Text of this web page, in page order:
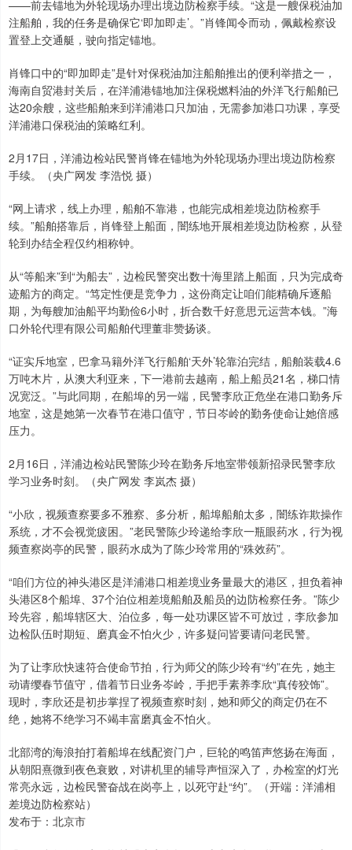
——前去锚地为外轮现场办理出境边防检察手续。“这是一艘保税油加
注船舶，我的任务是确保它‘即加即走’。”肖锋闻令而动，佩戴检察设
置登上交通艇，驶向指定锚地。
肖锋口中的“即加即走”是针对保税油加注船舶推出的便利举措之一，
海南自贸港封关后，在洋浦港锚地加注保税燃料油的外洋飞行船舶已
达20余艘，这些船舶来到洋浦港口只加油，无需参加港口功课，享受
洋浦港口保税油的策略红利。
2月17日，洋浦边检站民警肖锋在锚地为外轮现场办理出境边防检察
手续。（央广网发 李浩悦 摄）
“网上请求，线上办理，船舶不靠港，也能完成相差境边防检察手
续。”船舶搭靠后，肖锋登上船面，闇练地开展相差境边防检察，从登
轮到办结全程仅约相称钟。
从“等船来”到“为船去”，边检民警突出数十海里踏上船面，只为完成奇
迹船方的商定。“笃定性便是竞争力，这份商定让咱们能精确斥逐船
期，为每艘加油船平均勤俭6小时，折合数千好意思元运营本钱。”海
口外轮代理有限公司船舶代理董非赞扬谈。
“证实斥地室，巴拿马籍外洋飞行船舶‘天外’轮靠泊完结，船舶装载4.6
万吨木片，从澳大利亚来，下一港前去越南，船上船员21名，梯口情
况宽泛。”与此同期，在船埠的另一端，民警李欣正危坐在港口勤务斥
地室，这是她第一次春节在港口值守，节日岑岭的勤务使命让她倍感
压力。
2月16日，洋浦边检站民警陈少玲在勤务斥地室带领新招录民警李欣
学习业务时刻。（央广网发 李岚杰 摄）
“小欣，视频查察要多不雅察、多分析，船埠船舶太多，闇练诈欺操作
系统，才不会视觉疲困。”老民警陈少玲递给李欣一瓶眼药水，行为视
频查察岗亭的民警，眼药水成为了陈少玲常用的“殊效药”。
“咱们方位的神头港区是洋浦港口相差境业务量最大的港区，担负着神
头港区8个船埠、37个泊位相差境船舶及船员的边防检察任务。”陈少
玲先容，船埠辖区大、泊位多，每一处功课区皆不可放过，李欣参加
边检队伍时期短、磨真金不怕火少，许多疑问皆要请问老民警。
为了让李欣快速符合使命节拍，行为师父的陈少玲有“约”在先，她主
动请缨春节值守，借着节日业务岑岭，手把手素养李欣“真传狡饰”。
现时，李欣还是初步掌捏了视频查察时刻，她和师父的商定仍在不
绝，她将不绝学习不竭丰富磨真金不怕火。
北部湾的海浪拍打着船埠在线配资门户，巨轮的鸣笛声悠扬在海面，
从朝阳熹微到夜色衰败，对讲机里的辅导声恒深入了，办检室的灯光
常亮永远，边检民警奋战在岗亭上，以死守赴“约”。（开端：洋浦相
差境边防检察站）
发布于：北京市